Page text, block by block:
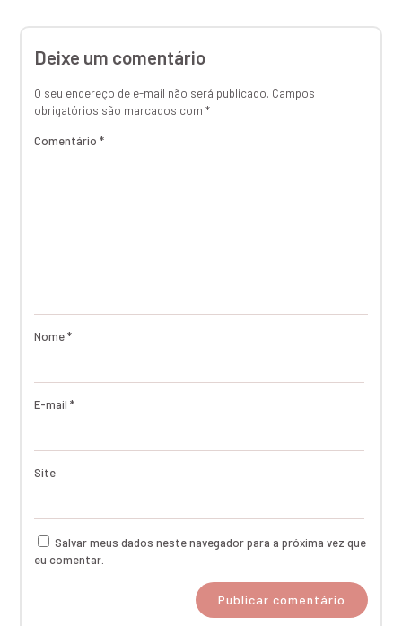
Deixe um comentário
O seu endereço de e-mail não será publicado. Campos
obrigatórios são marcados com *
Comentário *
Nome*
E-mail *
Site
Salvar meus dados neste navegador para a próxima vez que
eu comentar.